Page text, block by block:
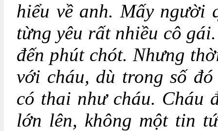
hiểu về anh. Mấy người
từng yêu rất nhiều cô
đến phút chót. Nhưng
với cháu, dù trong số
có thai như cháu. Cháu
lớn lên, không một tin